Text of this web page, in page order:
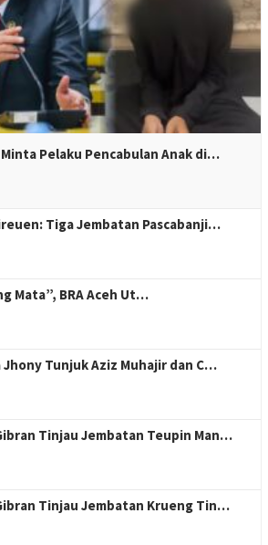
Minta Pelaku Pencabulan Anak di…
Tiga Jembatan Pascabanji…
Mata”, BRA Aceh Ut…
Jhony Tunjuk Aziz Muhajir dan C…
Tinjau Jembatan Teupin Man…
Tinjau Jembatan Krueng Tin…